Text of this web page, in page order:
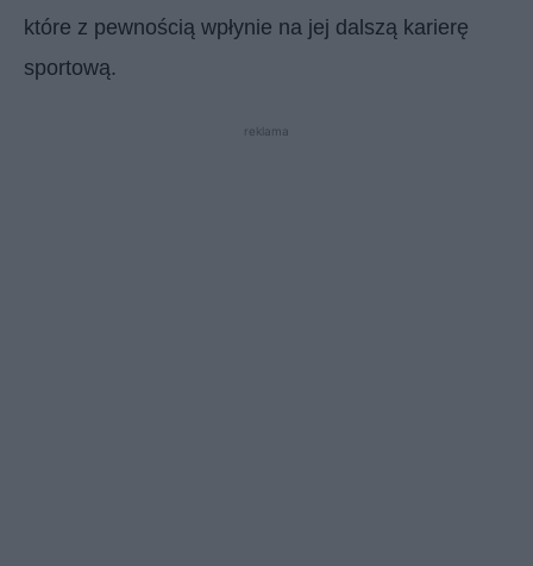
które z pewnością wpłynie na jej dalszą karierę
sportową.
reklama